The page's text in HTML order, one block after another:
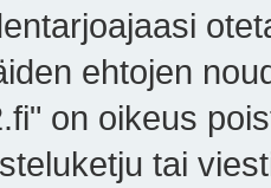
ehtojen
on oikeus
tai